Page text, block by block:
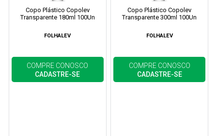
Copo Plástico Copolev
Transparente 180ml 100Un
FOLHALEV
COMPRE CONOSCO
CADASTRE-SE
Copo Plástico Copolev
Transparente 300ml 100Un
FOLHALEV
COMPRE CONOSCO
CADASTRE-SE